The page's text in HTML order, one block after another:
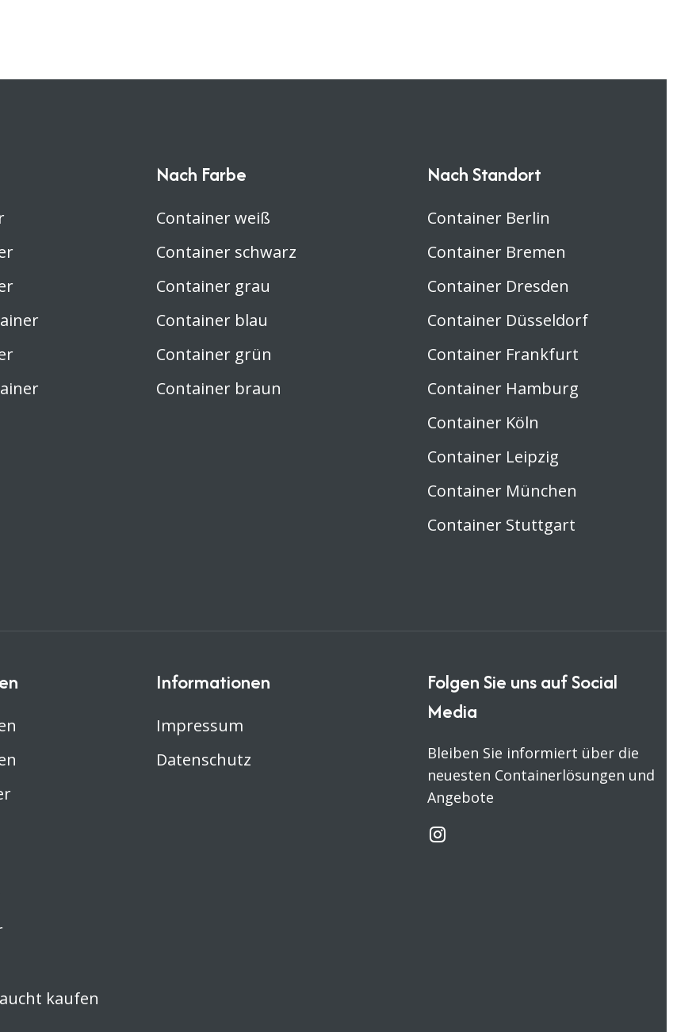
Nach Farbe
Container weiß
Container schwarz
Container grau
Container blau
Container grün
Container braun
Nach Standort
Container Berlin
Container Bremen
Container Dresden
Container Düsseldorf
Container Frankfurt
Container Hamburg
Container Köln
Container Leipzig
Container München
Container Stuttgart
kaufen
Informationen
Impressum
Datenschutz
Folgen Sie uns auf Social
Media
Bleiben Sie informiert über die
neuesten Containerlösungen und
Angebote